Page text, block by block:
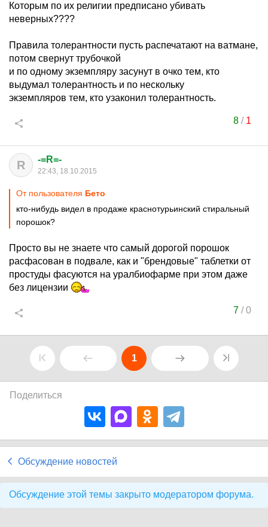
Которым по их религии предписано убивать
неверных????
Правила толерантности пусть распечатают на ватмане,
потом свернут трубочкой
и по одному экземпляру засунут в очко тем, кто
выдумал толерантность и по нескольку
экземпляров тем, кто узаконил толерантность.
8/ 1
R -=R=-
22:43, 18.10.2015
От пользователя Бето
кто-нибудь видел в продаже краснотурьинский стиральный
порошок?
Просто вы не знаете что самый дорогой порошок
расфасован в подвале, как и "брендовые" таблетки от
простуды фасуются на уралбиофарме при этом даже
без лицензии
7/0
1
Поделиться
Обсуждение новостей
Обсуждение этой темы закрыто модератором форума.